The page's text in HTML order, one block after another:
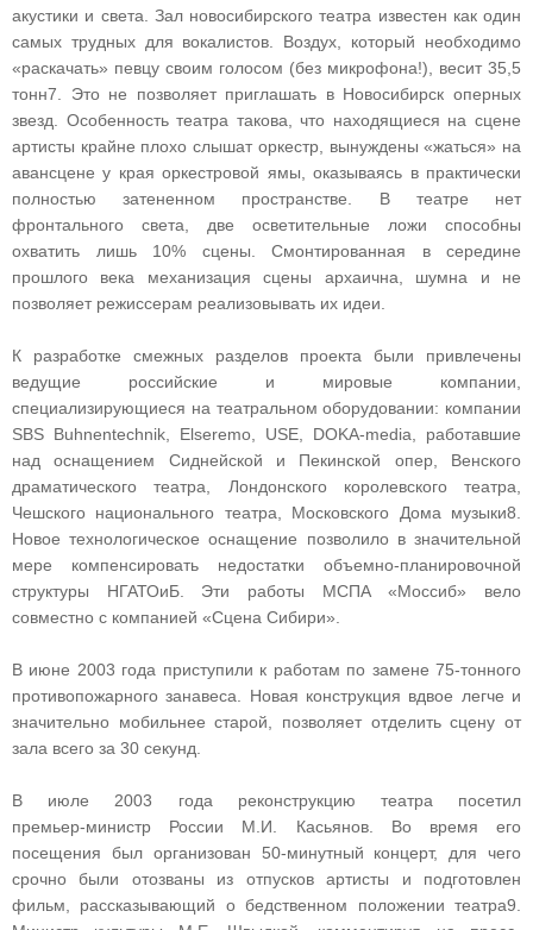
акустики и света. Зал новосибирского театра известен как один
самых трудных для вокалистов. Воздух, который необходимо
«раскачать» певцу своим голосом (без микрофона!), весит 35,5
тонн7. Это не позволяет приглашать в Новосибирск оперных
звезд. Особенность театра такова, что находящиеся на сцене
артисты крайне плохо слышат оркестр, вынуждены «жаться» на
авансцене у края оркестровой ямы, оказываясь в практически
полностью затененном пространстве. В театре нет
фронтального света, две осветительные ложи способны
охватить лишь 10% сцены. Смонтированная в середине
прошлого века механизация сцены архаична, шумна и не
позволяет режиссерам реализовывать их идеи.
К разработке смежных разделов проекта были привлечены
ведущие российские и мировые компании,
специализирующиеся на театральном оборудовании: компании
SBS Buhnentechnik, Elseremo, USE, DOKA‑media, работавшие
над оснащением Сиднейской и Пекинской опер, Венского
драматического театра, Лондонского королевского театра,
Чешского национального театра, Московского Дома музыки8.
Новое технологическое оснащение позволило в значительной
мере компенсировать недостатки объемно‑планировочной
структуры НГАТОиБ. Эти работы МСПА «Моссиб» вело
совместно с компанией «Сцена Сибири».
В июне 2003 года приступили к работам по замене 75‑тонного
противопожарного занавеса. Новая конструкция вдвое легче и
значительно мобильнее старой, позволяет отделить сцену от
зала всего за 30 секунд.
В июле 2003 года реконструкцию театра посетил
премьер‑министр России М.И. Касьянов. Во время его
посещения был организован 50‑минутный концерт, для чего
срочно были отозваны из отпусков артисты и подготовлен
фильм, рассказывающий о бедственном положении театра9.